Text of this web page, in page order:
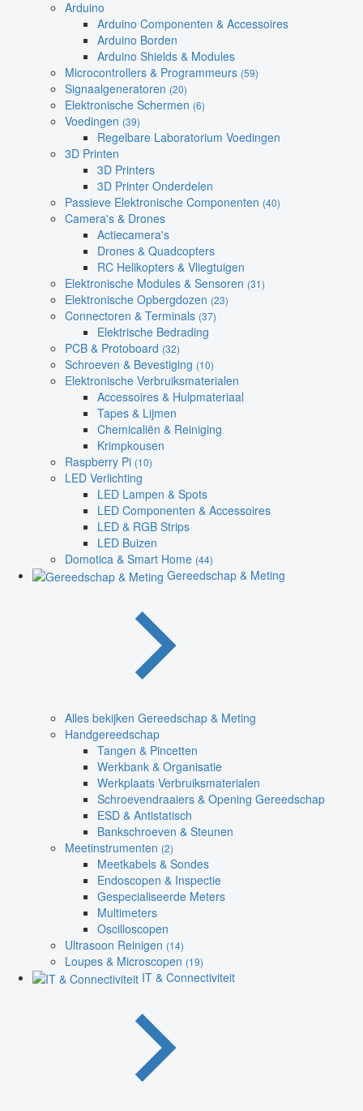
Arduino
Arduino Componenten & Accessoires
Arduino Borden
Arduino Shields & Modules
Microcontrollers & Programmeurs (59)
Signaalgeneratoren (20)
Elektronische Schermen (6)
Voedingen (39)
Regelbare Laboratorium Voedingen
3D Printen
3D Printers
3D Printer Onderdelen
Passieve Elektronische Componenten (40)
Camera's & Drones
Actiecamera's
Drones & Quadcopters
RC Helikopters & Vliegtuigen
Elektronische Modules & Sensoren (31)
Elektronische Opbergdozen (23)
Connectoren & Terminals (37)
Elektrische Bedrading
PCB & Protoboard (32)
Schroeven & Bevestiging (10)
Elektronische Verbruiksmaterialen
Accessoires & Hulpmateriaal
Tapes & Lijmen
Chemicaliën & Reiniging
Krimpkousen
Raspberry Pi (10)
LED Verlichting
LED Lampen & Spots
LED Componenten & Accessoires
LED & RGB Strips
LED Buizen
Domotica & Smart Home (44)
Gereedschap & Meting
Alles bekijken Gereedschap & Meting
Handgereedschap
Tangen & Pincetten
Werkbank & Organisatie
Werkplaats Verbruiksmaterialen
Schroevendraaiers & Opening Gereedschap
ESD & Antistatisch
Bankschroeven & Steunen
Meetinstrumenten (2)
Meetkabels & Sondes
Endoscopen & Inspectie
Gespecialiseerde Meters
Multimeters
Oscilloscopen
Ultrasoon Reinigen (14)
Loupes & Microscopen (19)
IT & Connectiviteit